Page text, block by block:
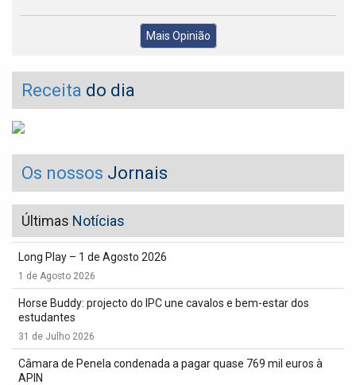
Mais Opinião
Receita do dia
Os nossos Jornais
Últimas Notícias
Long Play – 1 de Agosto 2026
1 de Agosto 2026
Horse Buddy: projecto do IPC une cavalos e bem-estar dos
estudantes
31 de Julho 2026
Câmara de Penela condenada a pagar quase 769 mil euros à
APIN